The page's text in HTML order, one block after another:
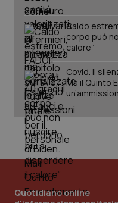
Tiroide
Tumore al seno
Tumore ovarico
Tumori del
Tumori
Ulcera & Reflusso
Vaccini
Caldo
corpo può
calore”
Covid. Il
Ma il Quinto
Quotidiano online
CookieScriptConsent
tracking-sites-